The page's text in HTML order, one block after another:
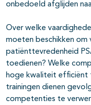
onbedoeld afglijden
Over welke
moeten beschikken om
patiënttevredenheid
toedienen? Welke
hoge kwaliteit efficiënt
trainingen dienen
competenties te